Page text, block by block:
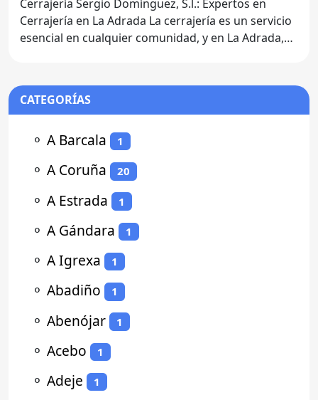
Cerrajería Sergio Domínguez, S.l.: Expertos en
Cerrajería en La Adrada La cerrajería es un servicio
esencial en cualquier comunidad, y en La Adrada,
CATEGORÍAS
⚬ A Barcala 1
⚬ A Coruña 20
⚬ A Estrada 1
⚬ A Gándara 1
⚬ A Igrexa 1
⚬ Abadiño 1
⚬ Abenójar 1
⚬ Acebo 1
⚬ Adeje 1